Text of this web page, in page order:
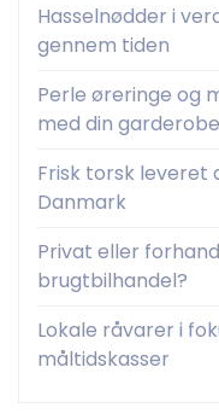
Hasselnødder i
gennem tiden
Perle øreringe og
med din garderobe
Frisk torsk leveret
Danmark
Privat eller
brugtbilhandel?
Lokale råvarer i
måltidskasser